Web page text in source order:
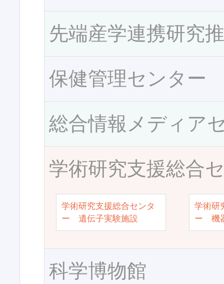
先端産学連携研究
保健管理センター
総合情報メディア
学術研究支援総合
学術研究支援総合センタ
ー 遺伝子実験施設
学術研
ー 機
科学博物館